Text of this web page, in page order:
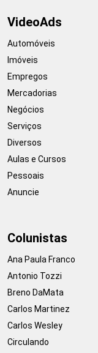
VideoAds
Automóveis
Imóveis
Empregos
Mercadorias
Negócios
Serviços
Diversos
Aulas e Cursos
Pessoais
Anuncie
Colunistas
Ana Paula Franco
Antonio Tozzi
Breno DaMata
Carlos Martinez
Carlos Wesley
Circulando